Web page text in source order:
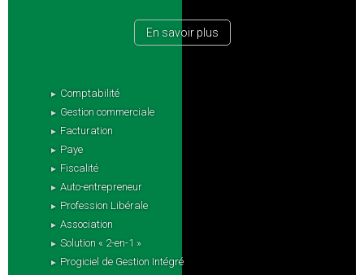
En savoir plus
Comptabilité
Gestion commerciale
Facturation
Paye
Fiscalité
Auto-entrepreneur
Profession Libérale
Association
Solution « 2-en-1 »
Progiciel de Gestion Intégré